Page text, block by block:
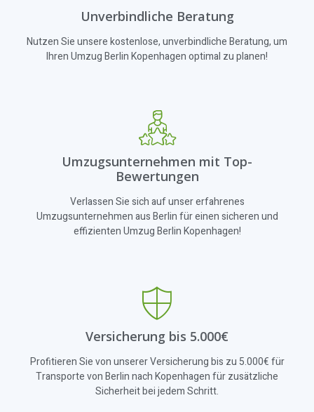
Unverbindliche Beratung
Nutzen Sie unsere kostenlose, unverbindliche Beratung, um
Ihren Umzug Berlin Kopenhagen optimal zu planen!
Umzugsunternehmen mit Top-
Bewertungen
Verlassen Sie sich auf unser erfahrenes
Umzugsunternehmen aus Berlin für einen sicheren und
effizienten Umzug Berlin Kopenhagen!
Versicherung bis 5.000€
Profitieren Sie von unserer Versicherung bis zu 5.000€ für
Transporte von Berlin nach Kopenhagen für zusätzliche
Sicherheit bei jedem Schritt.